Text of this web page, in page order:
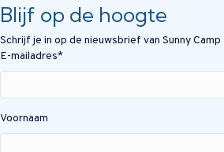
Blijf op de hoogte
Schrijf je in op de nieuwsbrief van Sunny Camp
E-mailadres*
Voornaam